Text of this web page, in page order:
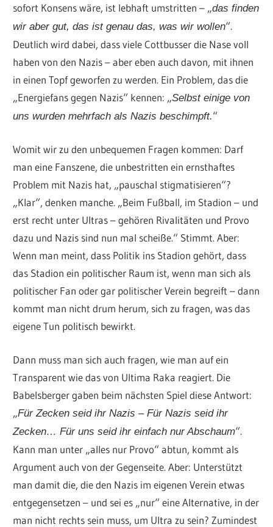
sofort Konsens wäre, ist lebhaft umstritten – „das finden
wir aber gut, das ist genau das, was wir wollen“.
Deutlich wird dabei, dass viele Cottbusser die Nase voll
haben von den Nazis – aber eben auch davon, mit ihnen
in einen Topf geworfen zu werden. Ein Problem, das die
„Energiefans gegen Nazis“ kennen: „Selbst einige von
uns wurden mehrfach als Nazis beschimpft.“
Womit wir zu den unbequemen Fragen kommen: Darf
man eine Fanszene, die unbestritten ein ernsthaftes
Problem mit Nazis hat, „pauschal stigmatisieren“?
„Klar“, denken manche. „Beim Fußball, im Stadion – und
erst recht unter Ultras – gehören Rivalitäten und Provo
dazu und Nazis sind nun mal scheiße.“ Stimmt. Aber:
Wenn man meint, dass Politik ins Stadion gehört, dass
das Stadion ein politischer Raum ist, wenn man sich als
politischer Fan oder gar politischer Verein begreift – dann
kommt man nicht drum herum, sich zu fragen, was das
eigene Tun politisch bewirkt.
Dann muss man sich auch fragen, wie man auf ein
Transparent wie das von Ultima Raka reagiert. Die
Babelsberger gaben beim nächsten Spiel diese Antwort:
„Für Zecken seid ihr Nazis – Für Nazis seid ihr
Zecken… Für uns seid ihr einfach nur Abschaum“.
Kann man unter „alles nur Provo“ abtun, kommt als
Argument auch von der Gegenseite. Aber: Unterstützt
man damit die, die den Nazis im eigenen Verein etwas
entgegensetzen – und sei es „nur“ eine Alternative, in der
man nicht rechts sein muss, um Ultra zu sein? Zumindest